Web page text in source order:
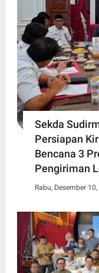
Sekda
Persiapan
Bencana 3
Pengiriman
Rabu, Desember